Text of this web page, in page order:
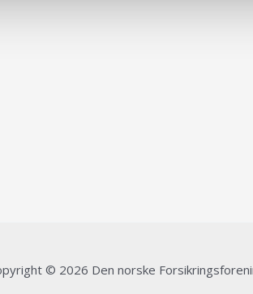
© 2026 Den norske